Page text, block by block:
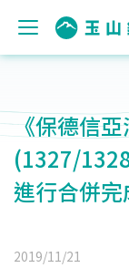
《保德信
(1327/
進行合併完
2019/11/21